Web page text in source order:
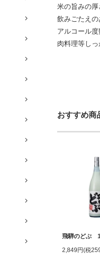
米の旨みの厚
飲みごたえの
アルコール
肉料理等しっ
おすすめ商
飛騨のどぶ
2,849円(税